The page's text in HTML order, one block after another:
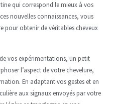
qui correspond le mieux à vos
nouvelles connaissances, vous
pour obtenir de véritables cheveux
vos expérimentations, un petit
l’aspect de votre chevelure,
En adaptant vos gestes et en
aux signaux envoyés par votre